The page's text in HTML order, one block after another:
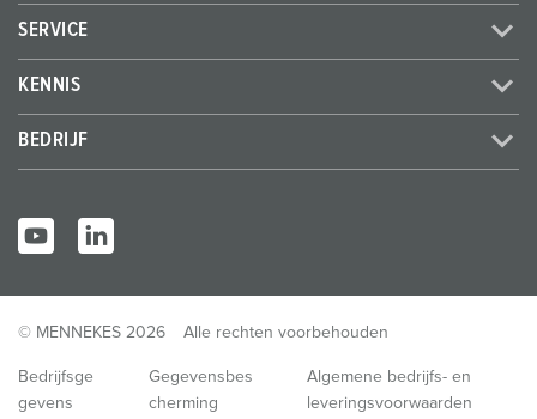
SERVICE
KENNIS
BEDRIJF
© MENNEKES 2026 Alle rechten voorbehouden
Bedrijfsge
gevens
Gegevensbes
cherming
Algemene bedrijfs- en
leveringsvoorwaarden